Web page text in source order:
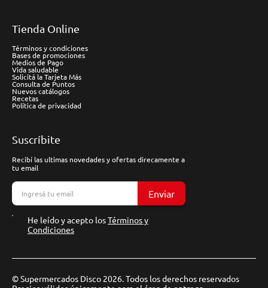
Tienda Online
Términos y condiciones
Bases de promociones
Medios de Pago
Vida saludable
Solicitá la Tarjeta Más
Consulta de Puntos
Nuevos catálogos
Recetas
Política de privacidad
Suscríbite
Recibí las ultimas novedades y ofertas direcamente a
tu email
Enviar
He leído y acepto losTérminos y
Condiciones
© Supermercados Disco 2026. Todos los derechos reservados